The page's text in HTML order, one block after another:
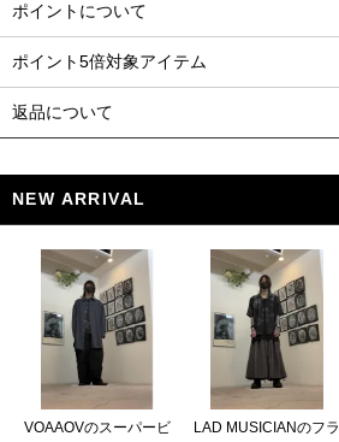
ポイントについて
ポイント5倍対象アイテム
返品について
NEW ARRIVAL
VOAAOVのスーパービ
LAD MUSICIANのフラ